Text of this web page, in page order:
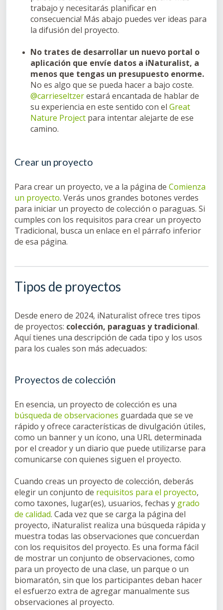
trabajo y necesitarás planificar en
consecuencia! Más abajo puedes ver ideas para
la difusión del proyecto.
No trates de desarrollar un nuevo portal o
aplicación que envíe datos a iNaturalist, a
menos que tengas un presupuesto enorme.
No es algo que se pueda hacer a bajo coste.
@carrieseltzerestará encantada de hablar de
su experiencia en este sentido con el Great
Nature Project para intentar alejarte de ese
camino.
Crear un proyecto
Para crear un proyecto, ve a la página de Comienza
un proyecto. Verás unos grandes botones verdes
para iniciar un proyecto de colección o paraguas. Si
cumples con los requisitos para crear un proyecto
Tradicional, busca un enlace en el párrafo inferior
de esa página.
Tipos de proyectos
Desde enero de 2024, iNaturalist ofrece tres tipos
de proyectos: colección, paraguas y tradicional.
Aquí tienes una descripción de cada tipo y los usos
para los cuales son más adecuados:
Proyectos de colección
En esencia, un proyecto de colección es una
búsqueda de observaciones guardada que se ve
rápido y ofrece características de divulgación útiles,
como un banner y un ícono, una URL determinada
por el creador y un diario que puede utilizarse para
comunicarse con quienes siguen el proyecto.
Cuando creas un proyecto de colección, deberás
elegir un conjunto de requisitos para el proyecto,
como taxones, lugar(es), usuarios, fechas y grado
de calidad. Cada vez que se carga la página del
proyecto, iNaturalist realiza una búsqueda rápida y
muestra todas las observaciones que concuerdan
con los requisitos del proyecto. Es una forma fácil
de mostrar un conjunto de observaciones, como
para un proyecto de una clase, un parque o un
biomaratón, sin que los participantes deban hacer
el esfuerzo extra de agregar manualmente sus
observaciones al proyecto.